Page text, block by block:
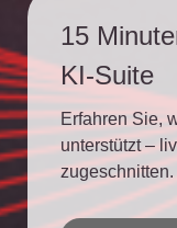
15
KI-Suite
Erfahren Sie,
unterstützt –
zugeschnitten.